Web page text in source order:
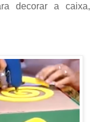
decorar a caixa,